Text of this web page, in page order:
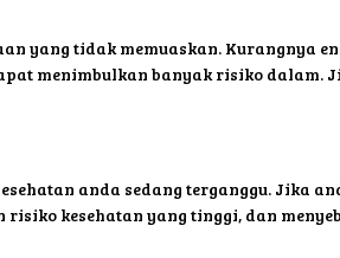
yang tidak memuaskan. Kurangnya
menimbulkan banyak risiko dalam.
anda sedang terganggu. Jika
kesehatan yang tinggi, dan